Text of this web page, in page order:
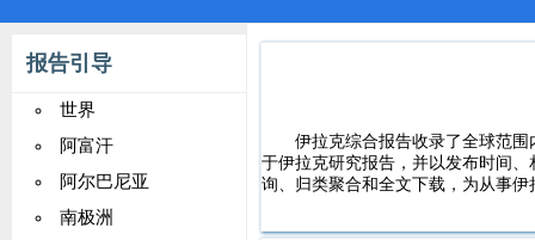
资
报告引导
世界
阿富汗
阿尔巴尼亚
南极洲
伊拉克综合报告收录了全球范
于伊拉克研究报告，并以发布时间
询、归类聚合和全文下载，为从事